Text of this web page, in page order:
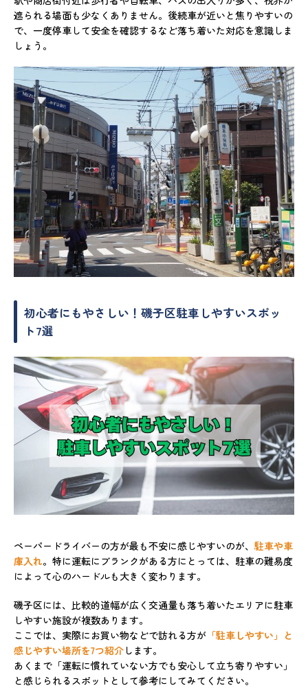
遮られる場面も少なくありません。後続車が近いと焦りやすいの
で、一度停車して安全を確認するなど落ち着いた対応を意識しま
しょう。
初心者にもやさしい！磯子区駐車しやすいスポッ
ト7選
ペーパードライバーの方が最も不安に感じやすいのが、 駐車や車
庫入れ。特に運転にブランクがある方にとっては、駐車の難易度
によって心のハードルも大きく変わります。
磯子区には、比較的道幅が広く交通量も落ち着いたエリアに駐車
しやすい施設が複数あります。
ここでは、実際にお買い物などで訪れる方が 「駐車しやすい」と
感じやすい場所を7つ紹介 します。
あくまで「運転に慣れていない方でも安心して立ち寄りやすい」
と感じられるスポットとして参考にしてみてください。